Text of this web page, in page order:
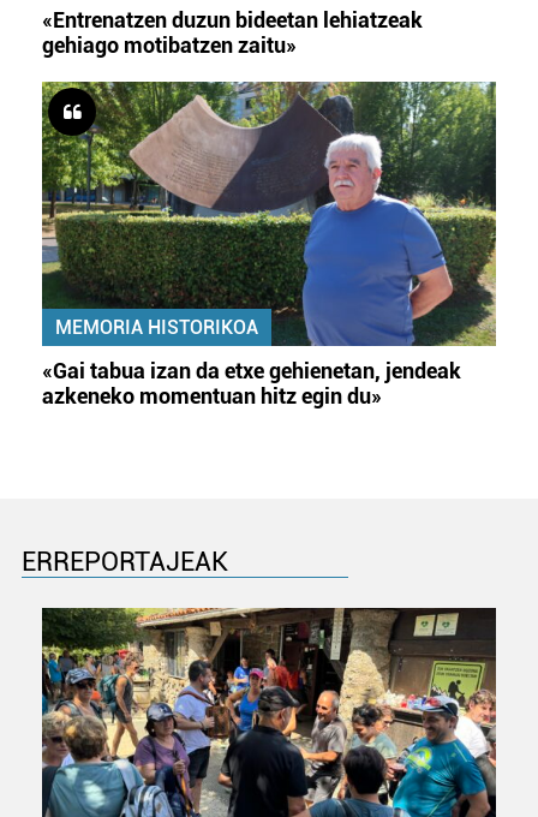
«Entrenatzen duzun bideetan lehiatzeak
gehiago motibatzen zaitu»
MEMORIA HISTORIKOA
«Gai tabua izan da etxe gehienetan, jendeak
azkeneko momentuan hitz egin du»
ERREPORTAJEAK